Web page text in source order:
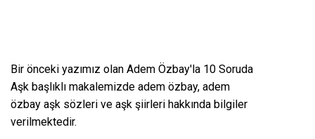
Bir önceki yazımız olan Adem Özbay'la 10 Soruda
Aşk başlıklı makalemizde adem özbay, adem
özbay aşk sözleri ve aşk şiirleri hakkında bilgiler
verilmektedir.